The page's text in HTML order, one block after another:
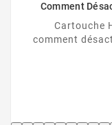
Comment
Cartouche
comment